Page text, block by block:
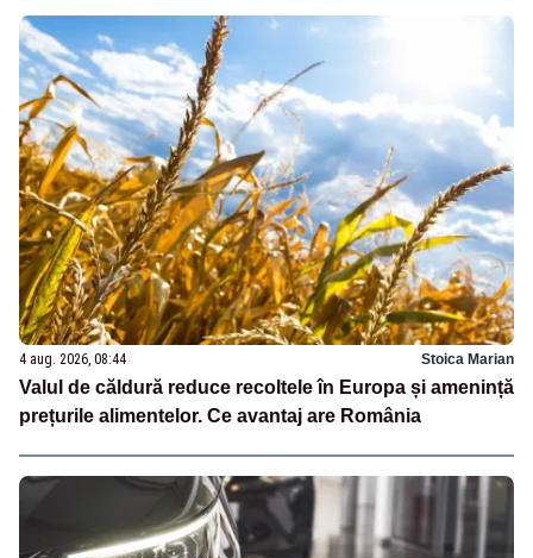
4 aug. 2026, 08:44 Stoica Marian
Valul de căldură reduce recoltele în Europa și amenință
prețurile alimentelor. Ce avantaj are România